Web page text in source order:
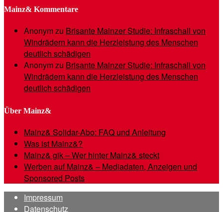
Mainz& Kommentare
Anonymzu Brisante Mainzer Studie: Infraschall von
Windrädern kann die Herzleistung des Menschen
deutlich schädigen
Anonymzu Brisante Mainzer Studie: Infraschall von
Windrädern kann die Herzleistung des Menschen
deutlich schädigen
Über Mainz&
Mainz& Solidar-Abo: FAQ und Anleitung
Was ist Mainz&?
Mainz& gik – Wer hinter Mainz& steckt
Werben auf Mainz& – Mediadaten, Anzeigen und
Sponsored Posts
Impressum
Datenschutz